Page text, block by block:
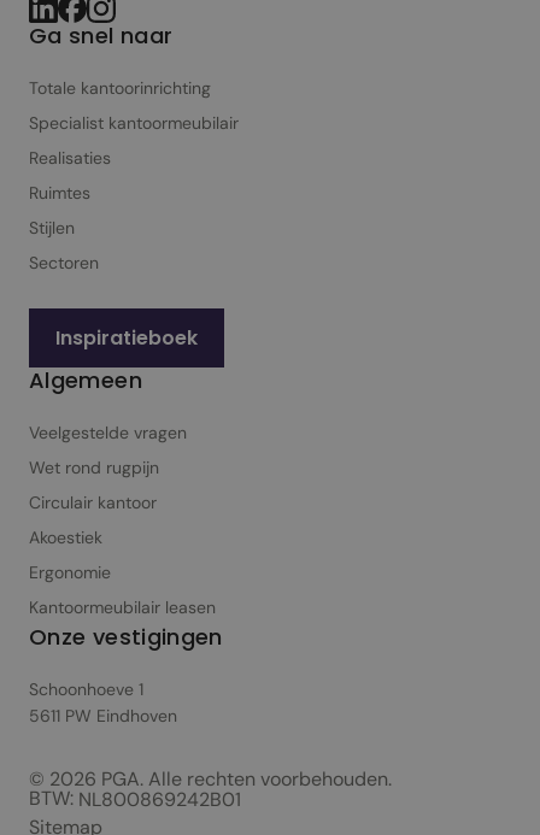
Ga snel naar
Totale kantoorinrichting
Specialist kantoor­meubilair
Realisaties
Ruimtes
Stijlen
Sectoren
Inspiratieboek
Algemeen
Veelgestelde vragen
Wet rond rugpijn
Circulair kantoor
Akoestiek
Ergonomie
Kantoormeubilair leasen
Onze vestigingen
Schoonhoeve 1
5611 PW Eindhoven
© 2026 PGA. Alle rechten voorbehouden.
BTW: NL800869242B01
Sitemap